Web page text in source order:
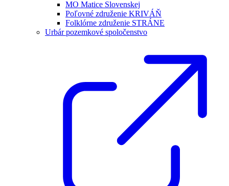
MO Matice Slovenskej
Poľovné združenie KRIVÁŇ
Folklórne združenie STRÁNE
Urbár pozemkové spoločenstvo